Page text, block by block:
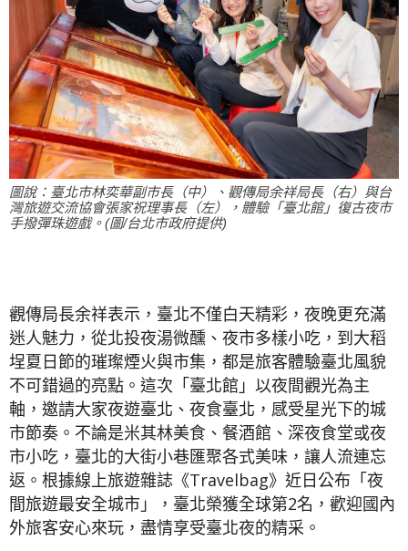
圖說：臺北市林奕華副市長（中）、觀傳局余祥局長（右）與台
灣旅遊交流協會張家祝理事長（左），體驗「臺北館」復古夜市
手撥彈珠遊戲。(圖/台北市政府提供)
觀傳局長余祥表示，臺北不僅白天精彩，夜晚更充滿
迷人魅力，從北投夜湯微醺、夜市多樣小吃，到大稻
埕夏日節的璀璨煙火與市集，都是旅客體驗臺北風貌
不可錯過的亮點。這次「臺北館」以夜間觀光為主
軸，邀請大家夜遊臺北、夜食臺北，感受星光下的城
市節奏。不論是米其林美食、餐酒館、深夜食堂或夜
市小吃，臺北的大街小巷匯聚各式美味，讓人流連忘
返。根據線上旅遊雜誌《Travelbag》近日公布「夜
間旅遊最安全城市」，臺北榮獲全球第2名，歡迎國內
外旅客安心來玩，盡情享受臺北夜的精采。